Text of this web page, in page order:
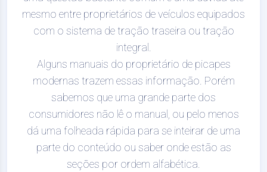
mesmo entre proprietários de veículos equipados
com o sistema de tração traseira ou tração
integral.
Alguns manuais do proprietário de picapes
modernas trazem essas informação. Porém
sabemos que uma grande parte dos
consumidores não lê o manual, ou pelo menos
dá uma folheada rápida para se inteirar de uma
parte do conteúdo ou saber onde estão as
seções por ordem alfabética.